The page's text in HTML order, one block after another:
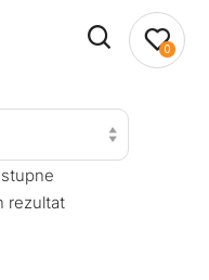
0
rezultat